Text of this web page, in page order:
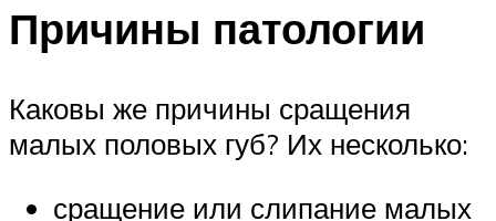
Причины патологии
Каковы же причины сращения
малых половых губ? Их несколько:
сращение или слипание малых